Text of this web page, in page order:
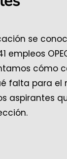
se
empleos
cómo
falta para el
aspirantes